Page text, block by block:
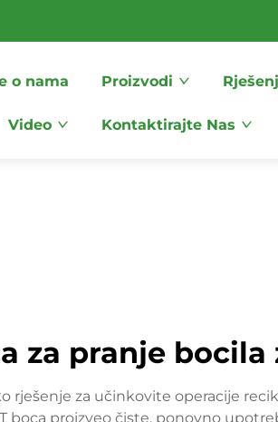
o nama Proizvodi
Video Kontaktirajte Nas
za pranje bocila
za učinkovite operacije
boca proizveo čiste, ponovno